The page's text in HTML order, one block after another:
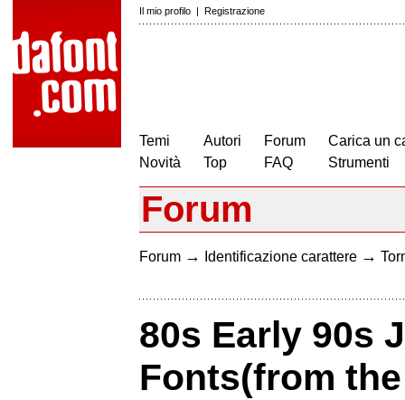
Il mio profilo | Registrazione
Temi
Novità
Autori
Top
Forum
FAQ
Carica un
Strumenti
Forum
Forum → Identificazione carattere →
80s Early 90s
Fonts(from